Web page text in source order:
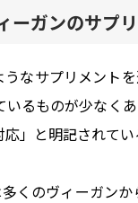
ーガンのサプ
なサプリメント
るものが少なく
」と明記されてい
くのヴィーガン